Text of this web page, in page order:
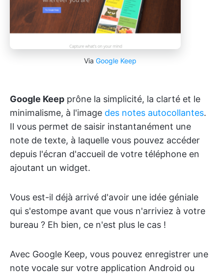
Via Google Keep
Google Keep prône la simplicité, la clarté et le
minimalisme, à l'image des notes autocollantes.
Il vous permet de saisir instantanément une
note de texte, à laquelle vous pouvez accéder
depuis l'écran d'accueil de votre téléphone en
ajoutant un widget.
Vous est-il déjà arrivé d'avoir une idée géniale
qui s'estompe avant que vous n'arriviez à votre
bureau ? Eh bien, ce n'est plus le cas !
Avec Google Keep, vous pouvez enregistrer une
note vocale sur votre application Android ou